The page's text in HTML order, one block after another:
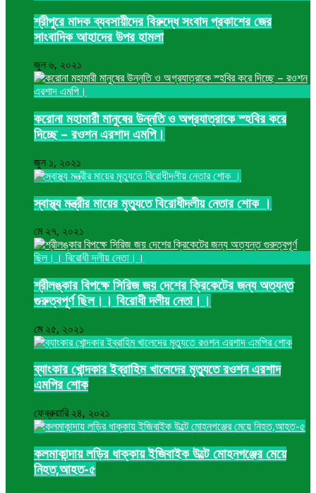
শ্রীপুরে মাদক ব্যবসায়ীদের বিরুদ্ধে সংবাদ প্রকাশের জের
সাংবাদিক আহাদের উপর হামলা
জুন ৬, ২০২১
করোনা মহামারী মানুষের উন্নতি ও অগ্রযাত্রাকে স্হবির করে
দিচ্ছে – রওশন এরশাদ এমপি।
জুন ১, ২০২১
স্বাস্থ্য মন্ত্রীর মায়ের মৃত্যুতে বিরোধীদলীয় নেতার শোক ।
মে ২৭, ২০২১
শ্রীলঙ্কার বিপক্ষে সিরিজ জয় দেশের ক্রিকেটের জন্য অত্যন্ত
গুরুত্বপূর্ণ ছিল।। বিরোধী দলীয় নেতা।।
মে ২৫, ২০২১
ব্যাংকার খোন্দকার ইব্রাহিম খালেদের মৃত্যুতে রওশন এরশাদ
এমপির শোক
ফেব্রুয়ারি ২৪, ২০২১
কলমাকান্দায় লড়ির ধাক্কায় ইজিবাইক উল্টে মোহনগঞ্জের মেয়ে
নিহত,আহত-৫